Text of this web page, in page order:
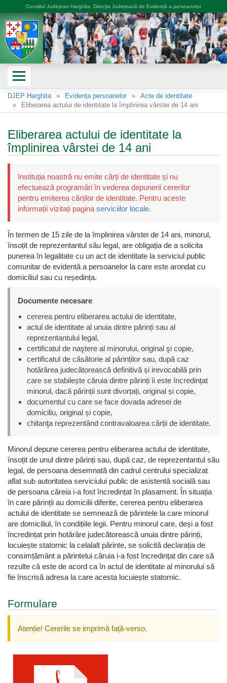
DJEP Harghita Evidența persoanelor
Acte de identitate
Eliberarea actului de identitate la împlinirea vârstei de 14 ani
Eliberarea actului de identitate la
împlinirea vârstei de 14 ani
Instituția noastră nu emite cărți de identitate și nu
efectuează programări în vederea depunerii cererilor
pentru emiterea cărților de identitate. Pentru aceste
informații vizitați pagina serviciilor locale.
În termen de 15 zile de la împlinirea vârstei de 14 ani, minorul,
însoțit de reprezentantul său legal, are obligația de a solicita
punerea în legalitate cu un act de identitate la serviciul public
comunitar de evidentă a persoanelor la care este arondat cu
domiciliul sau cu reședința.
Documente necesare
cererea pentru eliberarea actului de identitate,
actul de identitate al unuia dintre părinți sau al
reprezentantului legal,
certificatul de naştere al minorului, original şi copie,
certificatul de căsătorie al părinților sau, după caz
hotărârea judecătorească definitivă și irevocabilă prin
care se stabilește căruia dintre părinți îi este încredințat
minorul, dacă părinții sunt divorțați, original și copie,
documentul cu care se face dovada adresei de
domiciliu, original și copie,
chitanţa reprezentând contravaloarea cărții de identitate.
Minorul depune cererea pentru eliberarea actului de identitate,
însoțit de unul dintre părinți sau, după caz, de reprezentantul său
legal, de persoana desemnată din cadrul centrului specializat
aflat sub autoritatea serviciului public de asistentă socială sau
de persoana căreia i-a fost încredințat în plasament. În situația
în care părinții au domicilii diferite, cererea pentru eliberarea
actului de identitate se semnează de părintele la care minorul
are domiciliul, în condițiile legii. Pentru minorul care, deși a fost
încredințat prin hotărâre judecătorească unuia dintre părinți,
locuiește statornic la celalalt părinte, se solicită declarația de
consimțământ a părintelui căruia i-a fost încredințat din care să
rezulte că este de acord ca în actul de identitate al minorului să
fie înscrisă adresa la care acesta locuiește statornic.
Formulare
Atenție! Cererile se imprimă față-verso.
Consiliul Județean Harghita, Direcția Județeană de Evidență a persoanelor